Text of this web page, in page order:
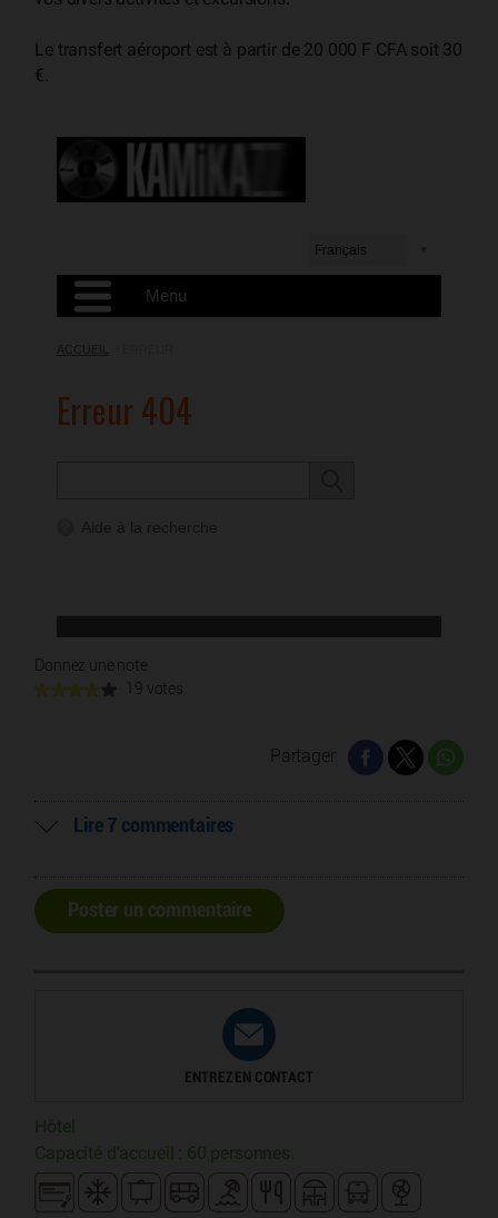
Le transfert aéroport est à partir de 20 000 F CFA soit 30
€.
Donnez une note
19 votes
Partager
Lire 7 commentaires
Poster un commentaire
ENTREZ EN CONTACT
Hôtel
Capacité d'accueil : 60 personnes.